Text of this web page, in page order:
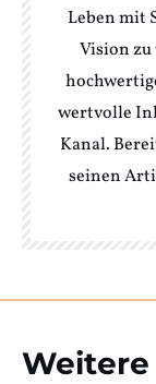
Leben mit
Vision
wertvolle
Kanal.
seinen